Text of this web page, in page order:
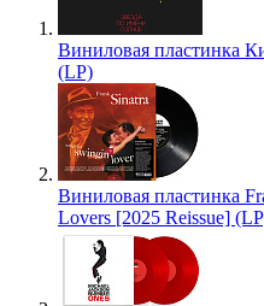
Виниловая пластинка
(LP)
Виниловая пластинка
Lovers [2025 Reissue]